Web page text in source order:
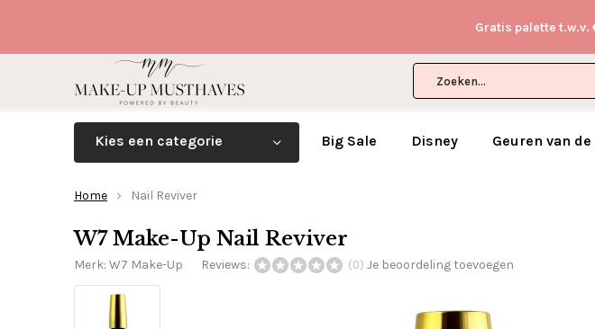
Gratis palette t.w.v.
Kies een categorie Big Sale Disney Geuren van de
Home Nail Reviver
W7 Make-Up Nail Reviver
Merk: W7 Make-Up Reviews: (0) Je beoordeling toevoegen